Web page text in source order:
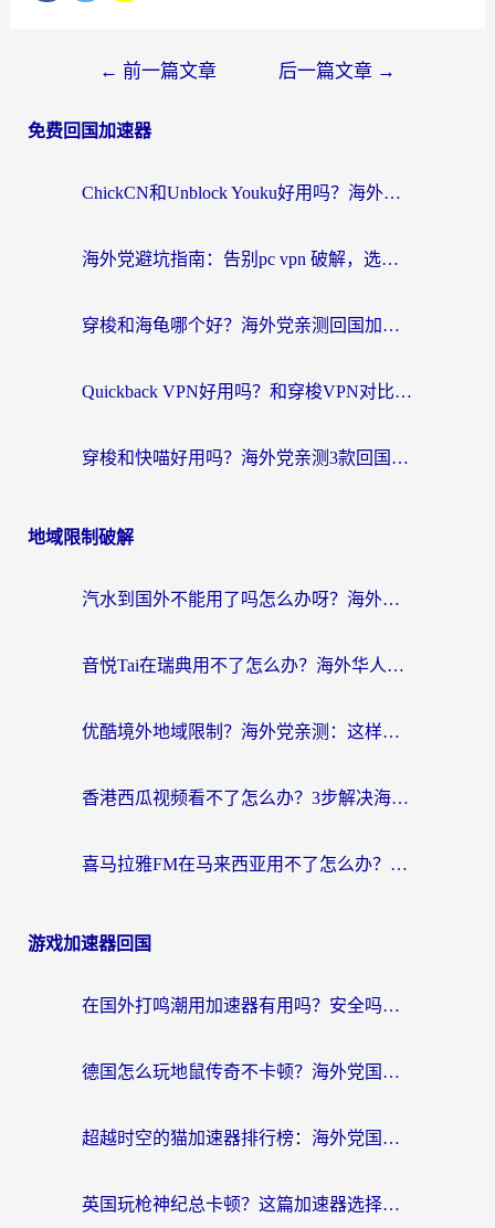
← 前一篇文章 后一篇文章 →
免费回国加速器
ChickCN和Unblock Youku好用吗？海外党亲测3款回国加速器，附iOS免费选择指南
海外党避坑指南：告别pc vpn 破解，选对回国加速器轻松访问国内资源
穿梭和海龟哪个好？海外党亲测回国加速器，附电脑免费VPN推荐
Quickback VPN好用吗？和穿梭VPN对比哪个回国效果更好？海外党必看的真实测评与选择指南
穿梭和快喵好用吗？海外党亲测3款回国加速器，附日本回国VPN避坑指南
地域限制破解
汽水到国外不能用了吗怎么办呀？海外党追剧看片的救星在这里！
音悦Tai在瑞典用不了怎么办？海外华人追剧听歌的实用指南
优酷境外地域限制？海外党亲测：这样看国内剧再也不卡（附3个实用场景解决）
香港西瓜视频看不了怎么办？3步解决海外追剧难题，附靠谱加速器推荐
喜马拉雅FM在马来西亚用不了怎么办？海外华人亲测有效的回国加速指南
游戏加速器回国
在国外打鸣潮用加速器有用吗？安全吗？海外玩家国服游戏加速全指南
德国怎么玩地鼠传奇不卡顿？海外党国服游戏加速全攻略（含战双EVE实用指南）
超越时空的猫加速器排行榜：海外党国服游戏不卡顿的终极选择指南
英国玩枪神纪总卡顿？这篇加速器选择指南帮你告别延迟（附实测推荐）